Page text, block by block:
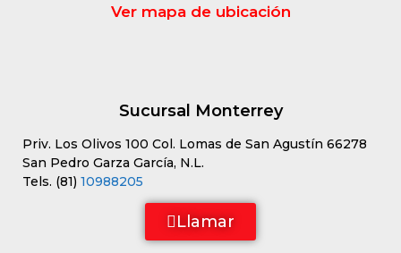
Ver mapa de ubicación
Sucursal Monterrey
Priv. Los Olivos 100 Col. Lomas de San Agustín 66278
San Pedro Garza García, N.L.
Tels. (81) 10988205
Llamar